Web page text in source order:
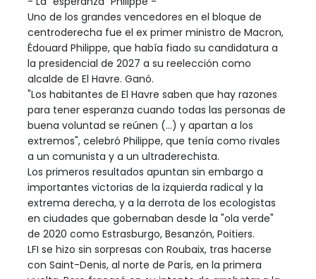
Uno de los grandes vencedores en el bloque de
centroderecha fue el ex primer ministro de Macron,
Édouard Philippe, que había fiado su candidatura a
la presidencial de 2027 a su reelección como
alcalde de El Havre. Ganó.
"Los habitantes de El Havre saben que hay razones
para tener esperanza cuando todas las personas de
buena voluntad se reúnen (...) y apartan a los
extremos", celebró Philippe, que tenía como rivales
a un comunista y a un ultraderechista.
Los primeros resultados apuntan sin embargo a
importantes victorias de la izquierda radical y la
extrema derecha, y a la derrota de los ecologistas
en ciudades que gobernaban desde la "ola verde"
de 2020 como Estrasburgo, Besanzón, Poitiers.
LFI se hizo sin sorpresas con Roubaix, tras hacerse
con Saint-Denis, al norte de París, en la primera